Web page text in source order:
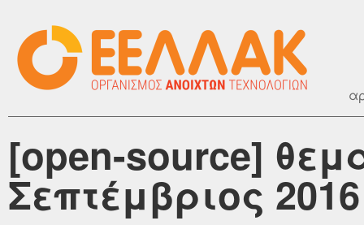
[open-source]
Σεπτέμβριος 2016